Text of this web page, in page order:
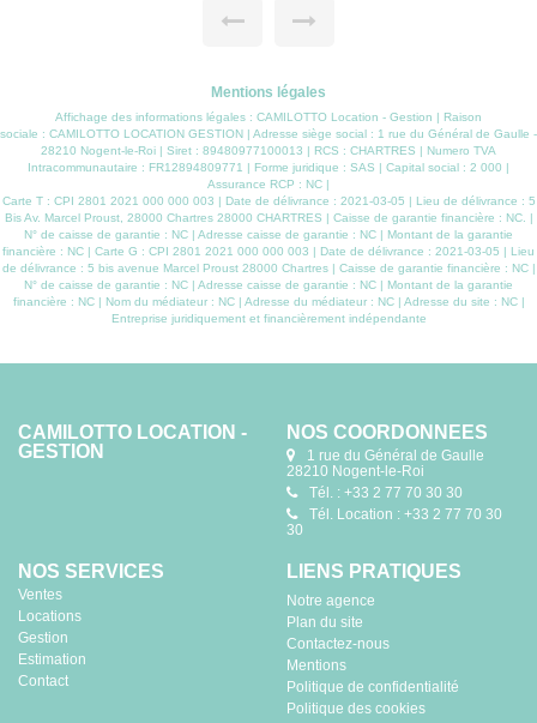
très belle terrasse et de deux places de
Mentions légales
Affichage des informations légales : CAMILOTTO Location - Gestion | Raison
sociale : CAMILOTTO LOCATION GESTION | Adresse siège social : 1 rue du Général de Gaulle -
28210 Nogent-le-Roi | Siret : 89480977100013 | RCS : CHARTRES | Numero TVA
Intracommunautaire : FR12894809771 | Forme juridique : SAS | Capital social : 2 000 |
Assurance RCP : NC |
Carte T : CPI 2801 2021 000 000 003 | Date de délivrance : 2021-03-05 | Lieu de délivrance : 5
Bis Av. Marcel Proust, 28000 Chartres 28000 CHARTRES | Caisse de garantie financière : NC. |
N° de caisse de garantie : NC | Adresse caisse de garantie : NC | Montant de la garantie
financière : NC | Carte G : CPI 2801 2021 000 000 003 | Date de délivrance : 2021-03-05 | Lieu
de délivrance : 5 bis avenue Marcel Proust 28000 Chartres | Caisse de garantie financière : NC |
N° de caisse de garantie : NC | Adresse caisse de garantie : NC | Montant de la garantie
financière : NC | Nom du médiateur : NC | Adresse du médiateur : NC | Adresse du site : NC |
Entreprise juridiquement et financièrement indépendante
CAMILOTTO LOCATION -
GESTION
NOS COORDONNÉES
1 rue du Général de Gaulle
28210 Nogent-le-Roi
Tél. : +33 2 77 70 30 30
Tél. Location : +33 2 77 70 30
30
NOS SERVICES
Ventes
Locations
Gestion
Estimation
Contact
LIENS PRATIQUES
Notre agence
Plan du site
Contactez-nous
Mentions
Politique de confidentialité
Politique des cookies